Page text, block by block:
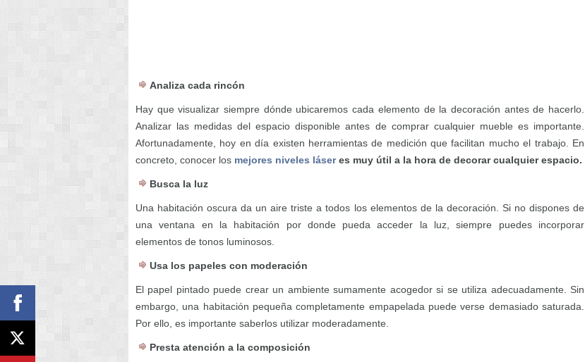
Analiza cada rincón
Hay que visualizar siempre dónde ubicaremos cada elemento de la decoración antes de hacerlo.
Analizar las medidas del espacio disponible antes de comprar cualquier mueble es importante.
Afortunadamente, hoy en día existen herramientas de medición que facilitan mucho el trabajo. En
concreto, conocer los mejores niveles láseres muy útil a la hora de decorar cualquier espacio.
Busca la luz
Una habitación oscura da un aire triste a todos los elementos de la decoración. Si no dispones de
una ventana en la habitación por donde pueda acceder la luz, siempre puedes incorporar
elementos de tonos luminosos.
Usa los papeles con moderación
El papel pintado puede crear un ambiente sumamente acogedor si se utiliza adecuadamente. Sin
embargo, una habitación pequeña completamente empapelada puede verse demasiado saturada.
Por ello, es importante saberlos utilizar moderadamente.
Presta atención a la composición